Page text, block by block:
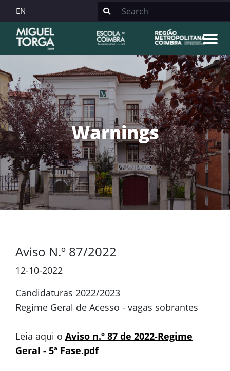
EN
Warnings
Aviso N.º 87/2022
12-10-2022
Candidaturas 2022/2023
Regime Geral de Acesso - vagas sobrantes
Leia aqui o Aviso n.º 87 de 2022-Regime
Geral - 5ª Fase.pdf